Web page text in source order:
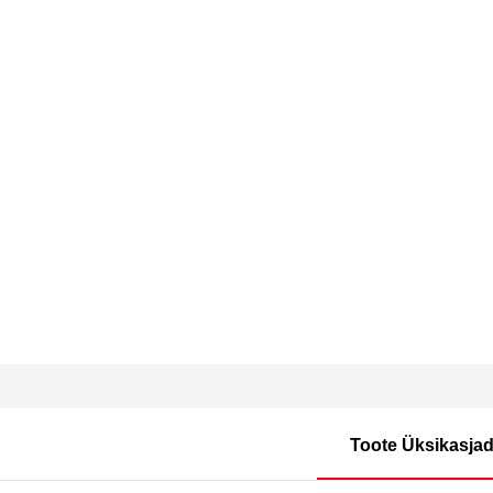
Toote Üksikasjad